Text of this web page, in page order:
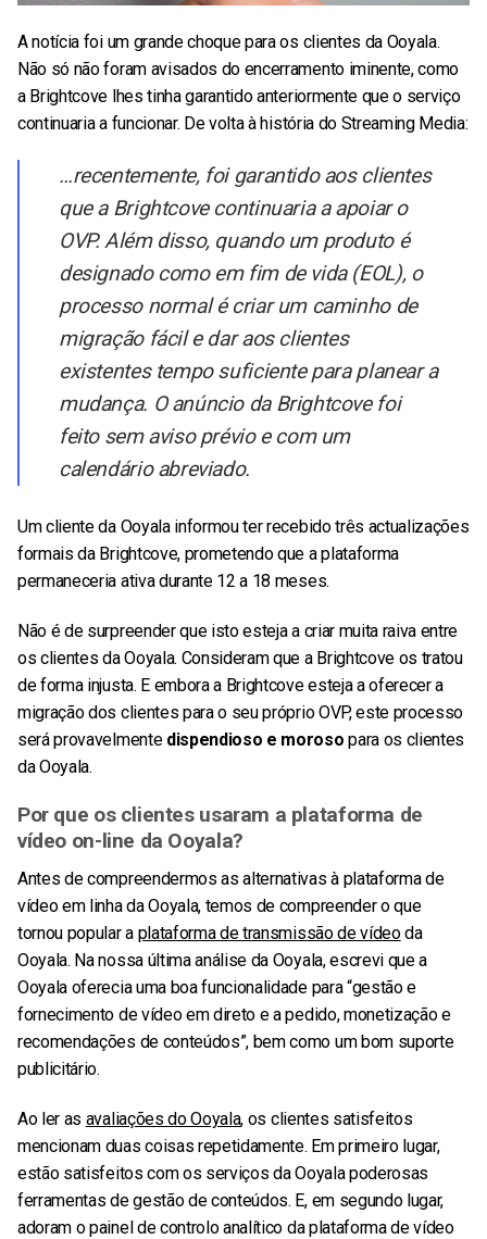
A notícia foi um grande choque para os clientes da Ooyala.
Não só não foram avisados do encerramento iminente, como
a Brightcove lhes tinha garantido anteriormente que o serviço
continuaria a funcionar. De volta à história do Streaming Media:
…recentemente, foi garantido aos clientes
que a Brightcove continuaria a apoiar o
OVP. Além disso, quando um produto é
designado como em fim de vida (EOL), o
processo normal é criar um caminho de
migração fácil e dar aos clientes
existentes tempo suficiente para planear a
mudança. O anúncio da Brightcove foi
feito sem aviso prévio e com um
calendário abreviado.
Um cliente da Ooyala informou ter recebido três actualizações
formais da Brightcove, prometendo que a plataforma
permaneceria ativa durante 12 a 18 meses.
Não é de surpreender que isto esteja a criar muita raiva entre
os clientes da Ooyala. Consideram que a Brightcove os tratou
de forma injusta. E embora a Brightcove esteja a oferecer a
migração dos clientes para o seu próprio OVP, este processo
será provavelmente dispendioso e moroso para os clientes
da Ooyala.
Por que os clientes usaram a plataforma de
vídeo on-line da Ooyala?
Antes de compreendermos as alternativas à plataforma de
vídeo em linha da Ooyala, temos de compreender o que
tornou popular a plataforma de transmissão de vídeoda
Ooyala. Na nossa última análise da Ooyala, escrevi que a
Ooyala oferecia uma boa funcionalidade para “gestão e
fornecimento de vídeo em direto e a pedido, monetização e
recomendações de conteúdos”, bem como um bom suporte
publicitário.
Ao ler as avaliações do Ooyala, os clientes satisfeitos
mencionam duas coisas repetidamente. Em primeiro lugar,
estão satisfeitos com os serviços da Ooyalapoderosas
ferramentas de gestão de conteúdos. E, em segundo lugar,
adoram o painel de controlo analítico da plataforma de vídeo